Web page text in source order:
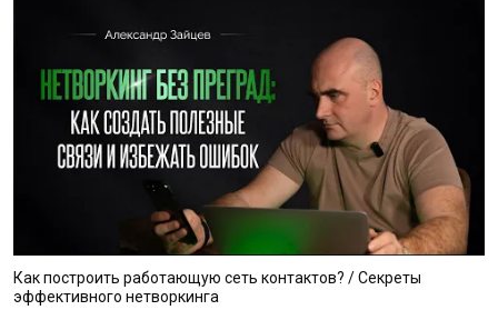
Как построить работающую сеть контактов? / Секреты
эффективного нетворкинга